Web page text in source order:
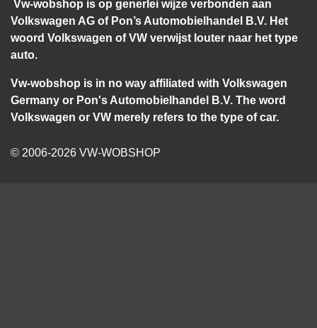
Vw-wobshop is op generlei wijze verbonden aan
Volkswagen AG of Pon’s Automobielhandel B.V. Het
woord Volkswagen of VW verwijst louter naar het type
auto.
Vw-wobshop is in no way affiliated with Volkswagen
Germany or Pon's Automobielhandel B.V. The word
Volkswagen or VW merely refers to the type of car.
© 2006-2026 VW-WOBSHOP